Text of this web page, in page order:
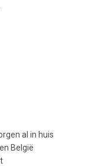
al in huis
België